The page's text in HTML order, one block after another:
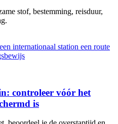
stof, bestemming, reisduur,
controleer vóór het
is